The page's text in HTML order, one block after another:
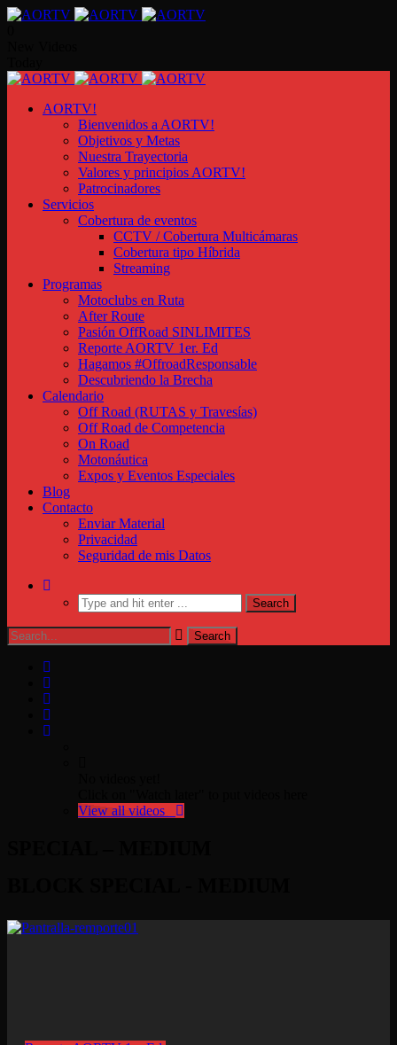
AORTV!
Bienvenidos a AORTV!
Objetivos y Metas
Nuestra Trayectoria
Valores y principios AORTV!
Patrocinadores
Servicios
Cobertura de eventos
CCTV / Cobertura Multicámaras
Cobertura tipo Híbrida
Streaming
Programas
Motoclubs en Ruta
After Route
Pasión OffRoad SINLIMITES
Reporte AORTV 1er. Ed
Hagamos #OffroadResponsable
Descubriendo la Brecha
Calendario
Off Road (RUTAS y Travesías)
Off Road de Competencia
On Road
Motonáutica
Expos y Eventos Especiales
Blog
Contacto
Enviar Material
Privacidad
Seguridad de mis Datos
View all videos